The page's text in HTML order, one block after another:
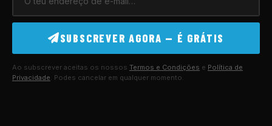
SUBSCREVER AGORA — É GRÁTIS
Ao subscrever aceitas os nossos Termos e Condições e Política de
Privacidade . Podes cancelar em qualquer momento.